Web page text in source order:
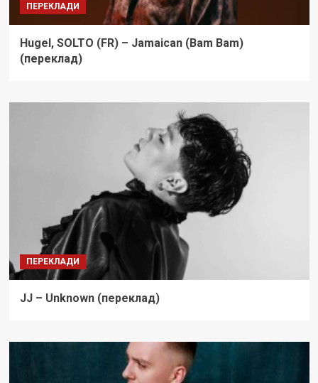
ПЕРЕКЛАДИ
Hugel, SOLTO (FR) – Jamaican (Bam Bam)
(переклад)
ПЕРЕКЛАДИ
JJ – Unknown (переклад)